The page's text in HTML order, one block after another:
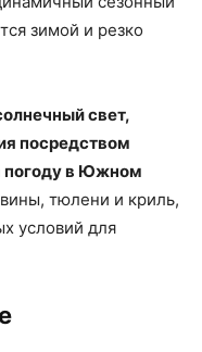
зимой и резко
свет,
посредством
погоду в Южном
тюлени и криль,
условий для